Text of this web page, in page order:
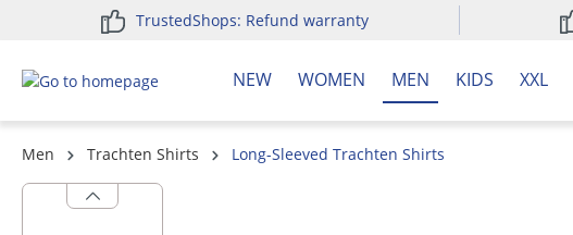
Skip to main navigation
TrustedShops: Refund warranty
NEW WOMEN MEN KIDS XXL
Men Trachten Shirts
Long-Sleeved Trachten Shirts
Skip image gallery